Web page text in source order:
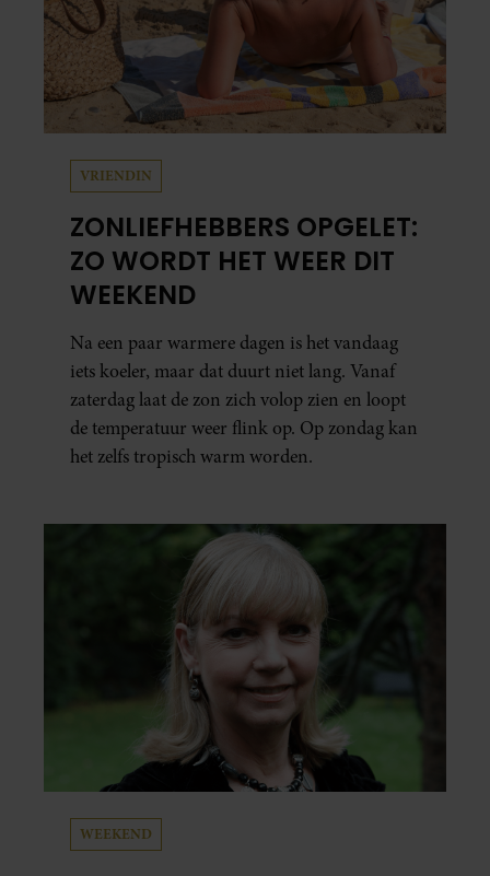
VRIENDIN
ZONLIEFHEBBERS OPGELET:
ZO WORDT HET WEER DIT
WEEKEND
Na een paar warmere dagen is het vandaag
iets koeler, maar dat duurt niet lang. Vanaf
zaterdag laat de zon zich volop zien en loopt
de temperatuur weer flink op. Op zondag kan
het zelfs tropisch warm worden.
WEEKEND